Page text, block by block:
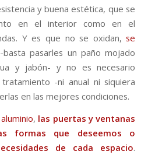
y buena estética, que se
en el interior como en el
Y es que no se oxidan, se
-basta pasarles un paño mojado
y jabón- y no es necesario
-ni anual ni siquiera
en las mejores condiciones.
aluminio, las puertas y ventanas
formas que deseemos o
de cada espacio.